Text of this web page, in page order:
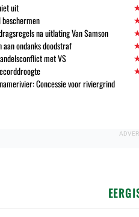
uit
beschermen
na uitlating Van Samson
ondanks doodstraf
met VS
Concessie voor riviergrind